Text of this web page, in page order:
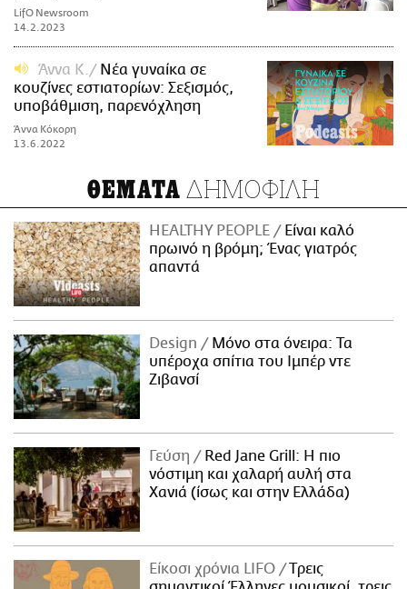
LifO Newsroom
14.2.2023
Άννα Κ.
Νέα γυναίκα σε
κουζίνες εστιατορίων: Σεξισμός,
υποβάθμιση, παρενόχληση
Άννα Κόκορη
13.6.2022
ΘΕΜΑΤΑ ΔΗΜΟΦΙΛΗ
HEALTHY PEOPLE
Είναι καλό
πρωινό η βρόμη; Ένας γιατρός
απαντά
Design
Μόνο στα όνειρα: Τα
υπέροχα σπίτια του Ιμπέρ ντε
Ζιβανσί
Γεύση
Red Jane Grill: Η πιο
νόστιμη και χαλαρή αυλή στα
Χανιά (ίσως και στην Ελλάδα)
Είκοσι χρόνια LIFO
Tρεις